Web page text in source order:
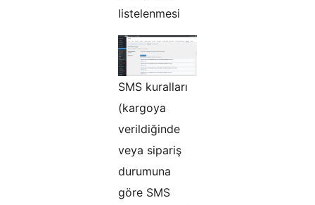
listelenmesi
SMS kuralları
(kargoya
verildiğinde
veya sipariş
durumuna
göre SMS